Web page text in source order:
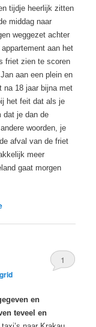
tijdje heerlijk zitten
middag naar
weggezet achter
aan het
friet zien te scoren
aan een plein en
na 18 jaar bijna met
het feit dat als je
dat je dan de
woorden, je
afval van de friet
meer
gaat morgen
1
en
teveel en